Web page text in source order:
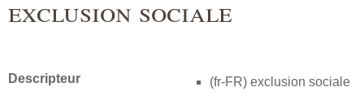
exclusion sociale
Descripteur (fr-FR) exclusion sociale